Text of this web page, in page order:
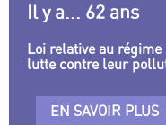
Il y a... 62 ans
Loi relative au
lutte contre leur
EN SAVOIR PLUS